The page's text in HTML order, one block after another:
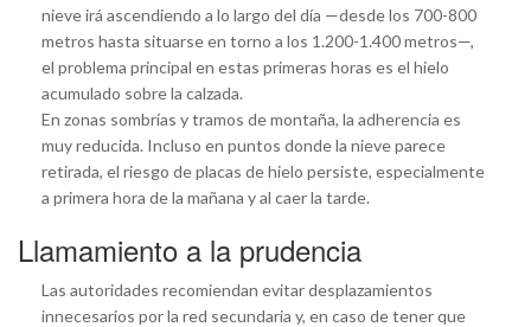
nieve irá ascendiendo a lo largo del día —desde los 700-800
metros hasta situarse en torno a los 1.200-1.400 metros—,
el problema principal en estas primeras horas es el hielo
acumulado sobre la calzada.
En zonas sombrías y tramos de montaña, la adherencia es
muy reducida. Incluso en puntos donde la nieve parece
retirada, el riesgo de placas de hielo persiste, especialmente
a primera hora de la mañana y al caer la tarde.
Llamamiento a la prudencia
Las autoridades recomiendan evitar desplazamientos
innecesarios por la red secundaria y, en caso de tener que